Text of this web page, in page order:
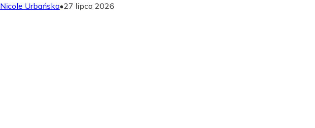
Nicole Urbańska•27 lipca 2026